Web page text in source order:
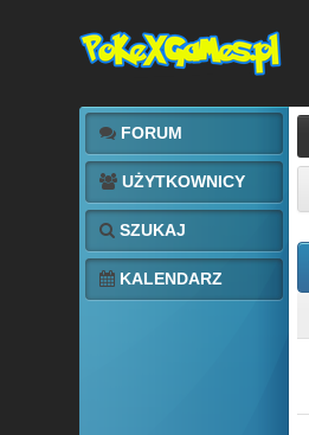
FORUM
UŻYTKOWNICY
SZUKAJ
KALENDARZ